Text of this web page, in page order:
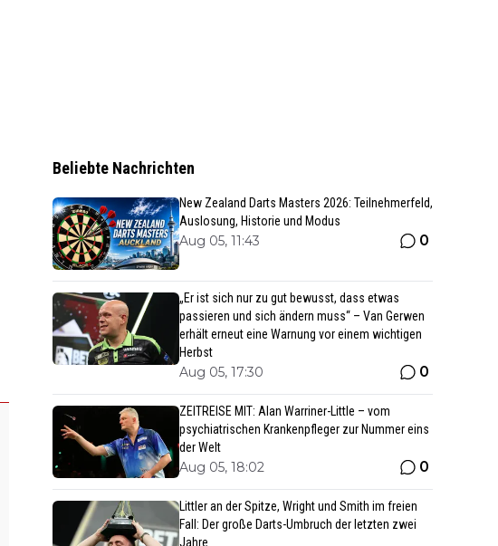
Beliebte Nachrichten
New Zealand Darts Masters 2026: Teilnehmerfeld,
Auslosung, Historie und Modus
Aug 05, 11:43 0
„Er ist sich nur zu gut bewusst, dass etwas
passieren und sich ändern muss“ – Van Gerwen
erhält erneut eine Warnung vor einem wichtigen
Herbst
Aug 05, 17:30 0
ZEITREISE MIT: Alan Warriner-Little – vom
psychiatrischen Krankenpfleger zur Nummer eins
der Welt
Aug 05, 18:02 0
Littler an der Spitze, Wright und Smith im freien
Fall: Der große Darts-Umbruch der letzten zwei
Jahre